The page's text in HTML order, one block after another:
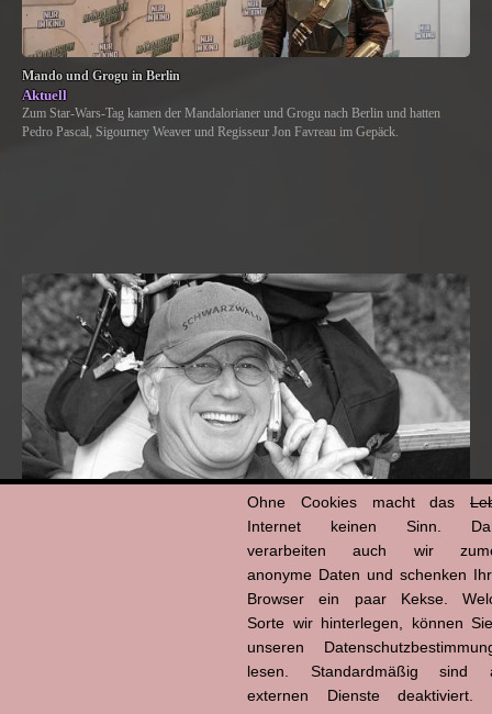
Mando und Grogu in Berlin
Aktuell
Zum Star-Wars-Tag kamen der Mandalorianer und Grogu nach Berlin und hatten
Pedro Pascal, Sigourney Weaver und Regisseur Jon Favreau im Gepäck.
Ohne Cookies macht das
Internet keinen Sinn.
verarbeiten auch wir
anonyme Daten und schenken
Browser ein paar Kekse.
Sorte wir hinterlegen, können
unseren
lesen. Standardmäßig sind
externen Dienste deaktiviert.